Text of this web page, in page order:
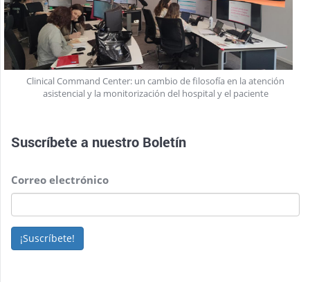
Clinical Command Center: un cambio de filosofía en la atención
asistencial y la monitorización del hospital y el paciente
Suscríbete a nuestro Boletín
Correo electrónico
¡Suscríbete!